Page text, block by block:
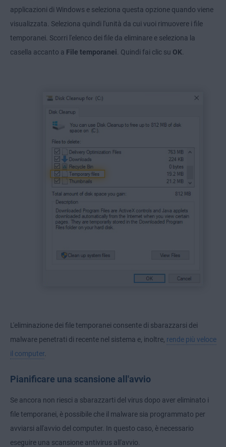
applicazioni di Windows e seleziona questa opzione quando viene
visualizzata. Seleziona quindi l'unità da cui vuoi rimuovere i file
temporanei. Scorri l'elenco dei file da eliminare e seleziona la
casella accanto a File temporanei . Quindi fai clic su OK
L'eliminazione dei file temporanei consente di sbarazzarsi dei
malware penetrati di recente nel sistema e, inoltre, rende più veloce
il computer
Pianificare una scansione all'avvio
Se ancora non riesci a sbarazzarti del virus dopo aver eliminato i
file temporanei, è possibile che il malware sia programmato per
avviarsi all'avvio del computer. In questo caso, è necessario
eseguire una scansione antivirus all'avvio.